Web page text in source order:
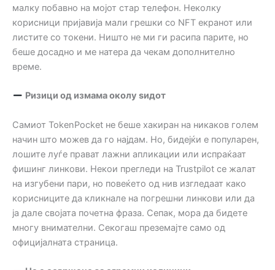
малку побавно на мојот стар телефон. Неколку
корисници пријавија мали грешки со NFT екранот или
листите со токени. Ништо не ми ги расипа парите, но
беше досадно и ме натера да чекам дополнително
време.
Ризици од измама околу ѕидот
Самиот TokenPocket не беше хакиран на никаков голем
начин што можев да го најдам. Но, бидејќи е популарен,
лошите луѓе прават лажни апликации или испраќаат
фишинг линкови. Некои прегледи на Trustpilot се жалат
на изгубени пари, но повеќето од нив изгледаат како
корисниците да кликнале на погрешни линкови или да
ја дале својата почетна фраза. Сепак, мора да бидете
многу внимателни. Секогаш преземајте само од
официјалната страница.